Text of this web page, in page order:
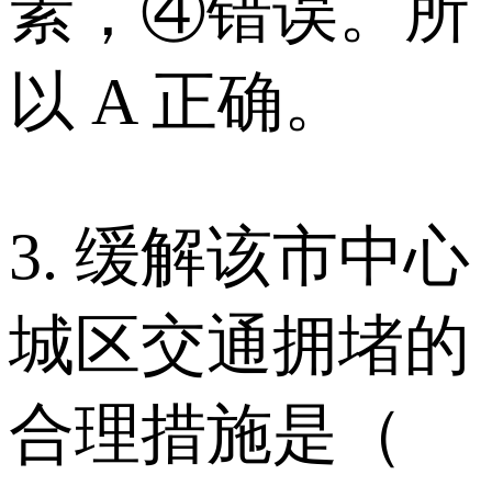
以 A 正确。
3. 缓解该市中心
城区交通拥堵的
合理措施是（